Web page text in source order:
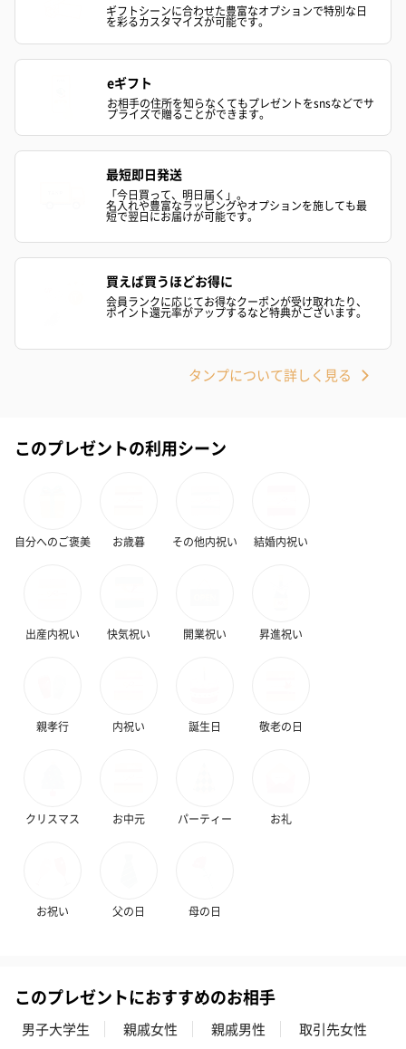
ギフトシーンに合わせた豊富なオプションで特別な日
を彩るカスタマイズが可能です。
eギフト
お相手の住所を知らなくてもプレゼントをsnsなどでサ
プライズで贈ることができます。
最短即日発送
「今日買って、明日届く」。
名入れや豊富なラッピングやオプションを施しても最
短で翌日にお届けが可能です。
買えば買うほどお得に
会員ランクに応じてお得なクーポンが受け取れたり、
ポイント還元率がアップするなど特典がございます。
タンプについて詳しく見る
このプレゼントの利用シーン
自分へのご褒美 お歳暮 その他内祝い 結婚内祝い
出産内祝い 快気祝い 開業祝い 昇進祝い
親孝行 内祝い 誕生日 敬老の日
クリスマス お中元 パーティー お礼
お祝い 父の日 母の日
このプレゼントにおすすめのお相手
男子大学生 親戚女性 親戚男性 取引先女性